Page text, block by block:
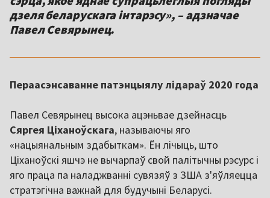
дзеля беларускага інтарэсу», – адзначае
Павел Севярынец.
Пераасэнсаванне патэнцыялу лідараў 2020 года
Павел Севярынец высока ацэньвае дзейнасць
Сяргея Ціханоўскага, называючы яго
«нацыянальным здабыткам». Ён лічыць, што
Ціханоўскі яшчэ не вычарпаў свой палітычны рэсурс і
яго праца па наладжванні сувязяў з ЗША з'яўляецца
стратэгічна важнай для будучыні Беларусі.